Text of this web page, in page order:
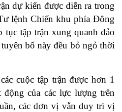
dự kiến được diễn ra trong
lệnh Chiến khu phía Đông
tục tập trận xung quanh đảo
bố này đều bỏ ngỏ thời
cuộc tập trận được hơn 1
động của các lực lượng trên
các đơn vị vẫn duy trì vị